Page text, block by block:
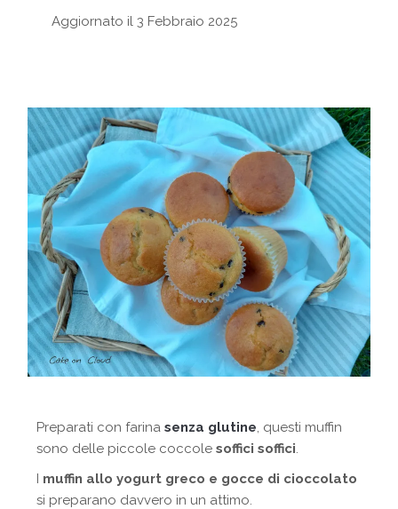
Aggiornato il 3 Febbraio 2025
Preparati con farinasenza glutine, questi muffin
sono delle piccole coccolesoffici soffici.
I muffin allo yogurt greco e gocce di cioccolato
si preparano davvero in un attimo.